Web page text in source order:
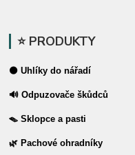
⭐ PRODUKTY
⚫ Uhlíky do nářadí
🔊 Odpuzovače škůdců
🪤 Sklopce a pasti
🌿 Pachové ohradníky